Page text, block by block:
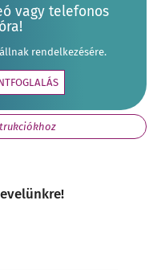
vagy telefonos
rendelkezésére.